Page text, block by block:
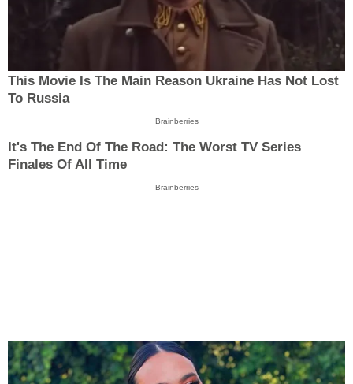
This Movie Is The Main Reason Ukraine Has Not Lost
To Russia
Brainberries
It's The End Of The Road: The Worst TV Series
Finales Of All Time
Brainberries